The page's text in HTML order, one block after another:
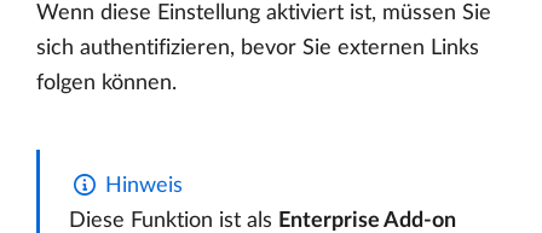
Wenn diese Einstellung aktiviert ist, müssen Sie
sich authentifizieren, bevor Sie externen Links
folgen können.
Hinweis
Diese Funktion ist als Enterprise Add-on